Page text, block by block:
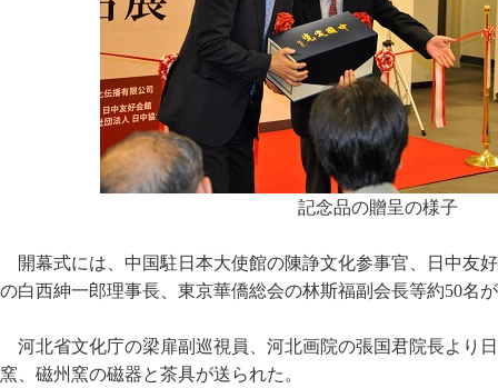
記念品の贈呈の様子
開幕式には、中国駐日本大使館の陳諍文化参事官、日中友
の白西紳一郎理事長、東京華僑総会の林斯福副会長等約50名
河北省文化庁の梁扉副巡視員、河北画院の張国君院長より
窯、磁州窯の磁器と茶具が送られた。